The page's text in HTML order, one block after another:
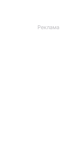
Реклама